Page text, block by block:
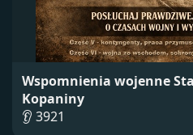
Wspomnienia wojenne
Kopaniny
👂 3921